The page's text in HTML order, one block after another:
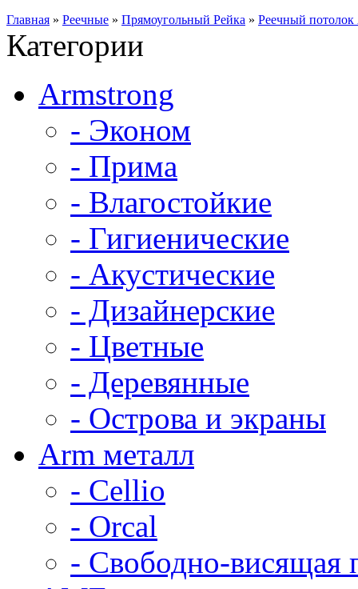
Главная » Реечные » Прямоугольный Рейка » Реечный
Категории
Armstrong
- Эконом
- Прима
- Влагостойкие
- Гигиенические
- Акустические
- Дизайнерские
- Цветные
- Деревянные
- Острова и экраны
Arm металл
- Cellio
- Orcal
- Свободно-висящая